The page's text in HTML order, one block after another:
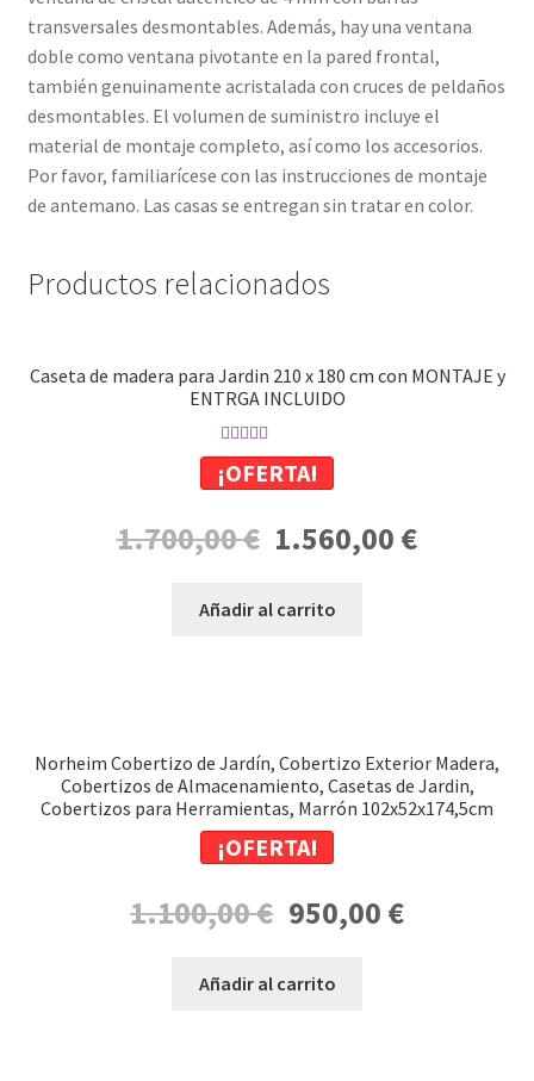
transversales desmontables. Además, hay una ventana
doble como ventana pivotante en la pared frontal,
también genuinamente acristalada con cruces de peldaños
desmontables. El volumen de suministro incluye el
material de montaje completo, así como los accesorios.
Por favor, familiarícese con las instrucciones de montaje
de antemano. Las casas se entregan sin tratar en color.
Productos relacionados
Caseta de madera para Jardin 210 x 180 cm con MONTAJE y
ENTRGA INCLUIDO
Valorado con
5.00de 5
¡OFERTA!
1.700,00€ El
precio
era:
1.560,00 €El
Añadir al carrito
Norheim Cobertizo de Jardín, Cobertizo Exterior Madera,
Cobertizos de Almacenamiento, Casetas de Jardin,
Cobertizos para Herramientas, Marrón 102x52x174,5cm
¡OFERTA!
1.100,00€
El
precio
era:
950,00 €El
precio
Añadir al carrito